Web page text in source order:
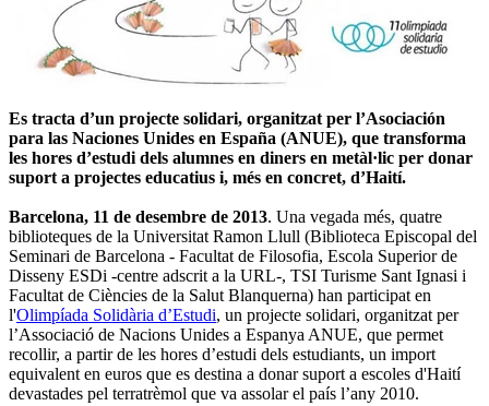
Es tracta d’un projecte solidari, organitzat per l’Asociación
para las Naciones Unides en España (ANUE), que transforma
les hores d’estudi dels alumnes en diners en metàl·lic per donar
suport a projectes educatius i, més en concret, d’Haití.
Barcelona, 11 de desembre de 2013. Una vegada més, quatre
biblioteques de la Universitat Ramon Llull (Biblioteca Episcopal del
Seminari de Barcelona - Facultat de Filosofia, Escola Superior de
Disseny ESDi -centre adscrit a la URL-, TSI Turisme Sant Ignasi i
Facultat de Ciències de la Salut Blanquerna) han participat en
l'Olimpíada Solidària d’Estudi, un projecte solidari, organitzat per
l’Associació de Nacions Unides a Espanya ANUE, que permet
recollir, a partir de les hores d’estudi dels estudiants, un import
equivalent en euros que es destina a donar suport a escoles d'Haití
devastades pel terratrèmol que va assolar el país l’any 2010.